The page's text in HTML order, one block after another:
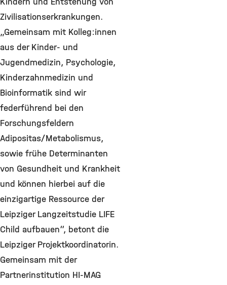
Zivilisationserkrankungen.
„Gemeinsam mit Kolleg:innen
aus der Kinder- und
Jugendmedizin, Psychologie,
Kinderzahnmedizin und
Bioinformatik sind wir
federführend bei den
Forschungsfeldern
Adipositas/Metabolismus,
sowie frühe Determinanten
von Gesundheit und Krankheit
und können hierbei auf die
einzigartige Ressource der
Leipziger Langzeitstudie LIFE
Child aufbauen“, betont die
Leipziger Projektkoordinatorin.
Gemeinsam mit der
Partnerinstitution HI-MAG